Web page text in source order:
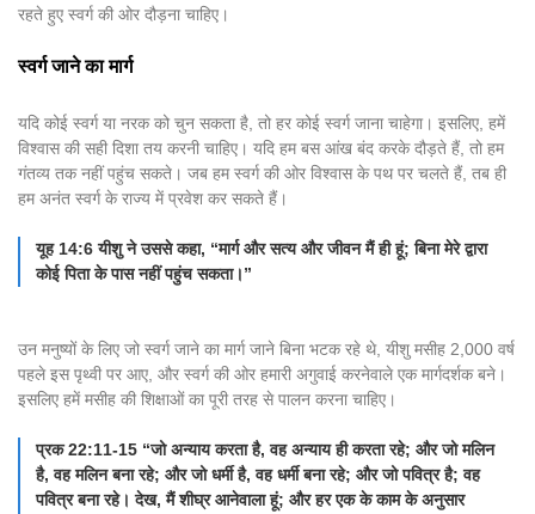
रहते हुए स्वर्ग की ओर दौड़ना चाहिए।
स्वर्ग जाने का मार्ग
यदि कोई स्वर्ग या नरक को चुन सकता है, तो हर कोई स्वर्ग जाना चाहेगा। इसलिए, हमें
विश्वास की सही दिशा तय करनी चाहिए। यदि हम बस आंख बंद करके दौड़ते हैं, तो हम
गंतव्य तक नहीं पहुंच सकते। जब हम स्वर्ग की ओर विश्वास के पथ पर चलते हैं, तब ही
हम अनंत स्वर्ग के राज्य में प्रवेश कर सकते हैं।
यूह 14:6 यीशु ने उससे कहा, “मार्ग और सत्य और जीवन मैं ही हूं; बिना मेरे द्वारा
कोई पिता के पास नहीं पहुंच सकता।”
उन मनुष्यों के लिए जो स्वर्ग जाने का मार्ग जाने बिना भटक रहे थे, यीशु मसीह 2,000 वर्ष
पहले इस पृथ्वी पर आए, और स्वर्ग की ओर हमारी अगुवाई करनेवाले एक मार्गदर्शक बने।
इसलिए हमें मसीह की शिक्षाओं का पूरी तरह से पालन करना चाहिए।
प्रक 22:11-15 “जो अन्याय करता है, वह अन्याय ही करता रहे; और जो मलिन
है, वह मलिन बना रहे; और जो धर्मी है, वह धर्मी बना रहे; और जो पवित्र है; वह
पवित्र बना रहे। देख, मैं शीघ्र आनेवाला हूं; और हर एक के काम के अनुसार